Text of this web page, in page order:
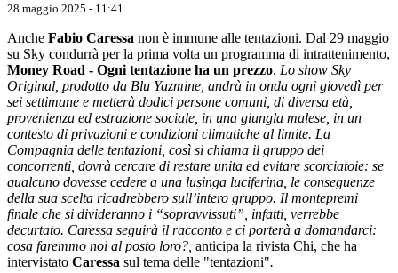
28 maggio 2025 - 11:41
Anche Fabio Caressa non è immune alle tentazioni. Dal 29 maggio
su Sky condurrà per la prima volta un programma di intrattenimento,
Money Road - Ogni tentazione ha un prezzo. Lo show Sky
Original, prodotto da Blu Yazmine, andrà in onda ogni giovedì per
sei settimane e metterà dodici persone comuni, di diversa età,
provenienza ed estrazione sociale, in una giungla malese, in un
contesto di privazioni e condizioni climatiche al limite. La
Compagnia delle tentazioni, così si chiama il gruppo dei
concorrenti, dovrà cercare di restare unita ed evitare scorciatoie: se
qualcuno dovesse cedere a una lusinga luciferina, le conseguenze
della sua scelta ricadrebbero sull’intero gruppo. Il montepremi
finale che si divideranno i “sopravvissuti”, infatti, verrebbe
decurtato. Caressa seguirà il racconto e ci porterà a domandarci:
cosa faremmo noi al posto loro?, anticipa la rivista Chi, che ha
intervistato Caressa sul tema delle "tentazioni".